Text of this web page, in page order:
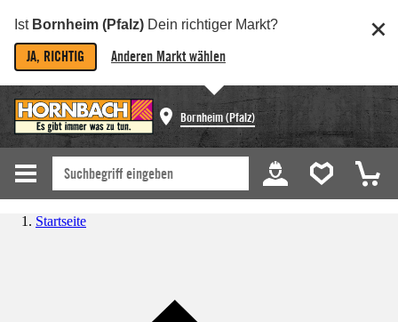
Ist Bornheim (Pfalz) Dein richtiger Markt?
JA, RICHTIG Anderen Markt wählen
Bornheim (Pfalz)
Startseite